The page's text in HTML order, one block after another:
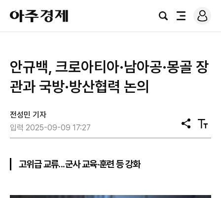
아
주
경
검
전
로
그
안규백, 크로아티아·남아공·몽골 장
관과 국방·방산협력 논의
전성민 기자
입력 2025-09-09 17:27
공
유
텍
스
고위급 교류...군사 교육·훈련 등 강화